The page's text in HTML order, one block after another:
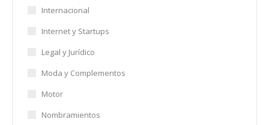
Internacional
Internet y Startups
Legal y Jurídico
Moda y Complementos
Motor
Nombramientos